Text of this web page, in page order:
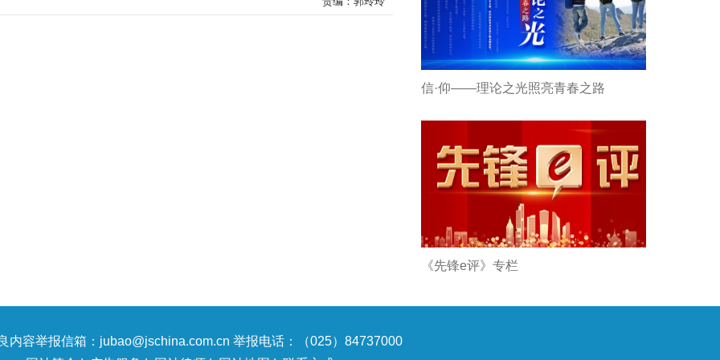
信·仰——理论之光照亮青春之路
《先锋e评》专栏
内容举报信箱：jubao@jschina.com.cn 举报电话：（025）84737000